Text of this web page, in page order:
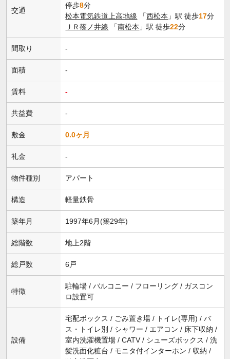
交通
停歩8分
松本電気鉄道上高地線 「西松本 」駅 徒歩17分
ＪＲ篠ノ井線 「南松本 」駅 徒歩22分
間取り -
面積 -
賃料 -
共益費 -
敷金 0.0ヶ月
礼金 -
物件種別 アパート
構造 軽量鉄骨
築年月 1997年6月(築29年)
総階数 地上2階
総戸数 6戸
特徴
駐輪場 / バルコニー / フローリング / ガスコン
ロ設置可
設備
宅配ボックス / ごみ置き場 / トイレ(専用) / バ
ス・トイレ別 / シャワー / エアコン / 床下収納 /
室内洗濯機置場 / CATV / シューズボックス / 洗
髪洗面化粧台 / モニタ付インターホン / 収納 /